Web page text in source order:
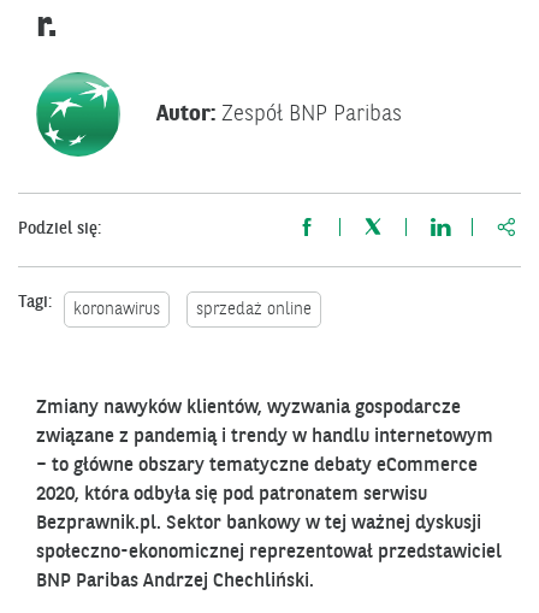
r.
Autor: Zespół BNP Paribas
Tagi: koronawirus sprzedaż online
Podziel się:
Zmiany nawyków klientów, wyzwania gospodarcze
związane z pandemią i trendy w handlu internetowym
– to główne obszary tematyczne debaty eCommerce
2020, która odbyła się pod patronatem serwisu
Bezprawnik.pl. Sektor bankowy w tej ważnej dyskusji
społeczno-ekonomicznej reprezentował przedstawiciel
BNP Paribas Andrzej Chechliński.